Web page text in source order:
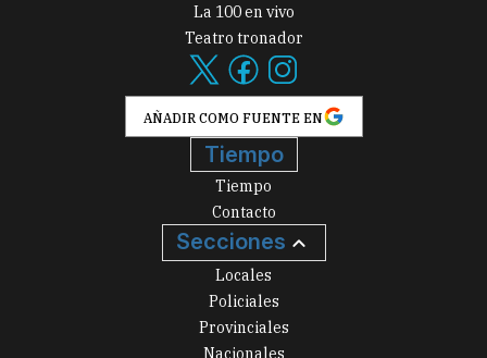
La 100 en vivo
Teatro tronador
AÑADIR COMO FUENTE EN
Tiempo
Tiempo
Contacto
Secciones
Locales
Policiales
Provinciales
Nacionales